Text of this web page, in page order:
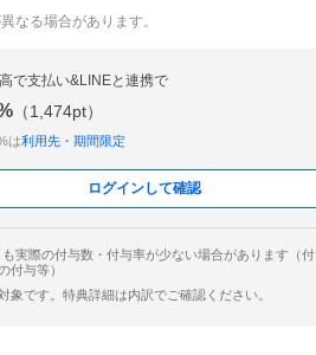
なる場合があります。
で支払い&LINEと連携で
（1,474pt）
は利用先・期間限定
ログインして確認
実際の付与数・付与率が少ない場合があります（付
付与等）
象です。特典詳細は内訳でご確認ください。